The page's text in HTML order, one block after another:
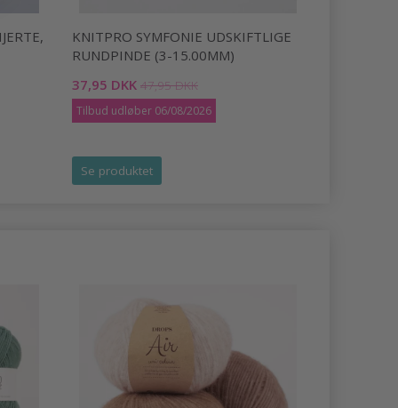
KNITPRO SYMFONIE UDSKIFTLIGE
RUNDPINDE (3-15.00MM)
37,95 DKK 47,95 DKK
Tilbud udløber 06/08/2026
Se produktet